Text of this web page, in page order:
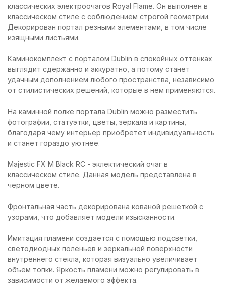
классических электроочагов Royal Flame. Он выполнен в
классическом стиле с соблюдением строгой геометрии.
Декорирован портал резными элементами, в том числе
изящными листьями.
Каминокомплект с порталом Dublin в спокойных оттенках
выглядит сдержанно и аккуратно, а потому станет
удачным дополнением любого пространства, независимо
от стилистических решений, которые в нем применяются.
На каминной полке портала Dublin можно разместить
фотографии, статуэтки, цветы, зеркала и картины,
благодаря чему интерьер приобретет индивидуальность
и станет гораздо уютнее.
Majestic FX M Black RC - эклектический очаг в
классическом стиле. Данная модель представлена в
черном цвете.
Фронтальная часть декорирована кованой решеткой с
узорами, что добавляет модели изысканности.
Имитация пламени создается с помощью подсветки,
светодиодных поленьев и зеркальной поверхности
внутреннего стекла, которая визуально увеличивает
объем топки. Яркость пламени можно регулировать в
зависимости от желаемого эффекта.